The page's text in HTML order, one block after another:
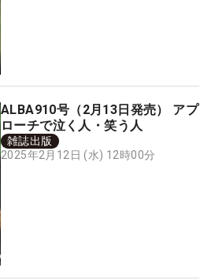
ALBA910号（2月13日発売） アプ
ローチで泣く人・笑う人
雑誌出版
2025年2月12日 (水) 12時00分